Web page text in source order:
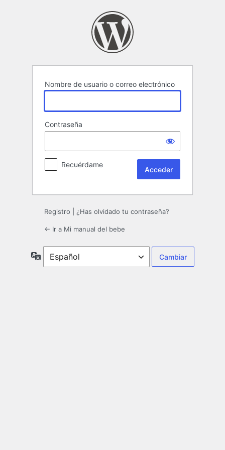
Nombre de usuario o correo electrónico
Contraseña
Recuérdame
Registro ¿Has olvidado tu contraseña?
← Ir a Mi manual del bebe
Idioma